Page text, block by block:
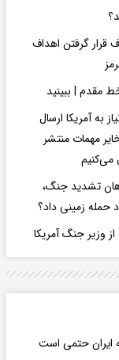
قرار گرفتن اهداف
مقدم | ببینید
به آمریکا ارسال
مهمات منتشر
می‌کنیم
تشدید جنگ،
زمینی داد؟
وزیر جنگ آمریکا
ایران حتمی است